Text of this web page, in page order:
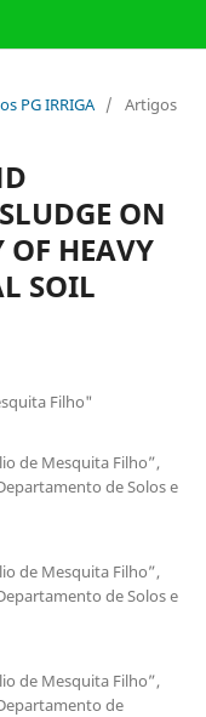
PG IRRIGA / Artigos
ON
HEAVY
SOIL
Filho"
de Mesquita Filho”,
de Solos e
de Mesquita Filho”,
de Solos e
de Mesquita Filho”,
de